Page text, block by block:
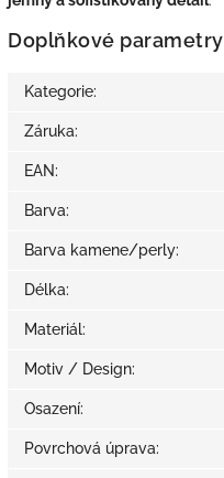
Doplňkové parametry
Kategorie:
Záruka:
EAN:
Barva:
Barva kamene/perly:
Délka:
Materiál:
Motiv / Design:
Osazení:
Povrchová úprava: